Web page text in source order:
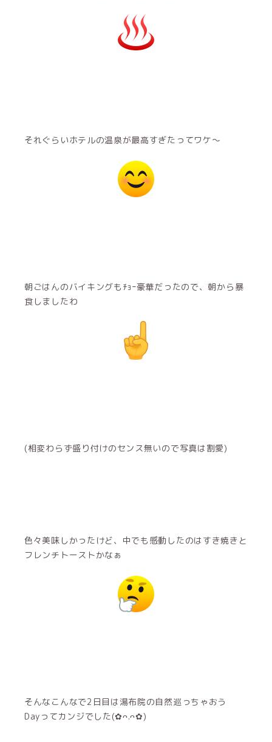
それぐらいホテルの温泉が最高すぎたってワケ〜
朝ごはんのバイキングもﾁｮｰ豪華だったので、朝から暴
食しましたわ
(相変わらず盛り付けのセンス無いので写真は割愛)
色々美味しかったけど、中でも感動したのはすき焼きと
フレンチトーストかなぁ
そんなこんなで2日目は湯布院の自然巡っちゃおう
Dayってカンジでした(✿ᴖ.ᴖ✿)